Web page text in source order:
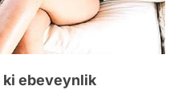
ki ebeveynlik